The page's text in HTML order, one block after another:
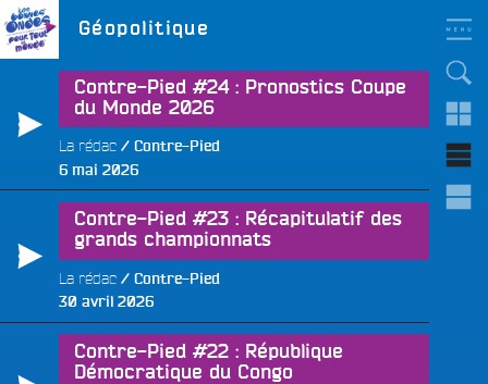
Aller
au
contenu
POUR TOUT LE MONDE !
Étiquette :
Géopolitique
Contre-Pied #24 : Pronostics Coupe
du Monde 2026
La rédac
Contre-Pied
Publié
6 mai 2026
Contre-Pied #23 : Récapitulatif des
grands championnats
La rédac
Contre-Pied
Publié
30 avril 2026
Contre-Pied #22 : République
Démocratique du Congo